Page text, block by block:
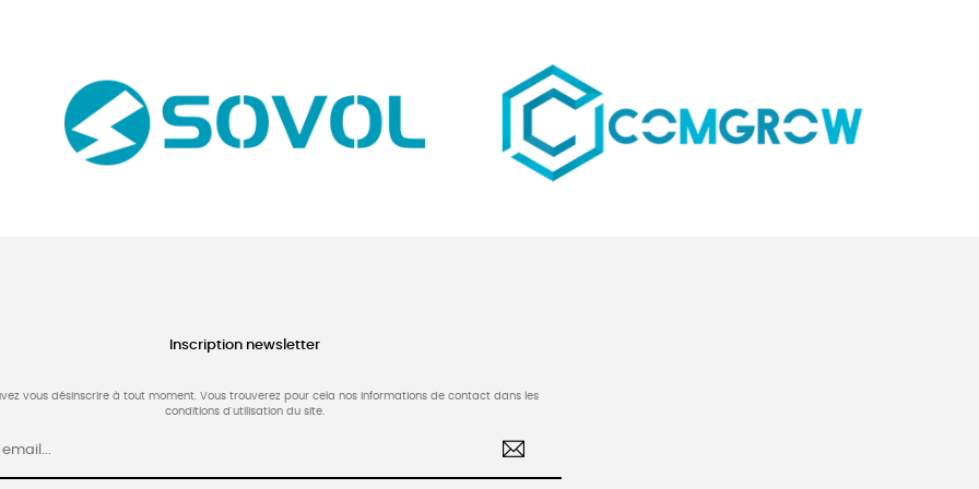
Inscription newsletter
vous désinscrire à tout moment. Vous trouverez pour cela nos informations de contact dans les
conditions d'utilisation du site.